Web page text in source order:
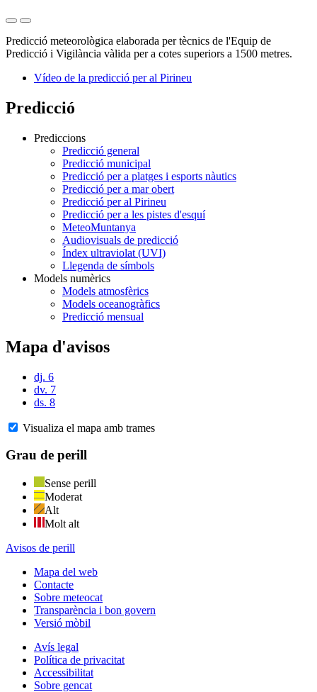
Predicció meteorològica elaborada per tècnics de l'Equip de
Predicció i Vigilància vàlida per a cotes superiors a 1500 metres.
Vídeo de la predicció per al Pirineu
Predicció
Prediccions
Predicció general
Predicció municipal
Predicció per a platges i esports nàutics
Predicció per a mar obert
Predicció per al Pirineu
Predicció per a les pistes d'esquí
MeteoMuntanya
Audiovisuals de predicció
Índex ultraviolat (UVI)
Llegenda de símbols
Models numèrics
Models atmosfèrics
Models oceanogràfics
Predicció mensual
Mapa d'avisos
dj. 6
dv. 7
ds. 8
Visualiza el mapa amb trames
Grau de perill
Sense perill
Moderat
Alt
Molt alt
Avisos de perill
Mapa del web
Contacte
Sobre meteocat
Transparència i bon govern
Versió mòbil
Avís legal
Política de privacitat
Accessibilitat
Sobre gencat